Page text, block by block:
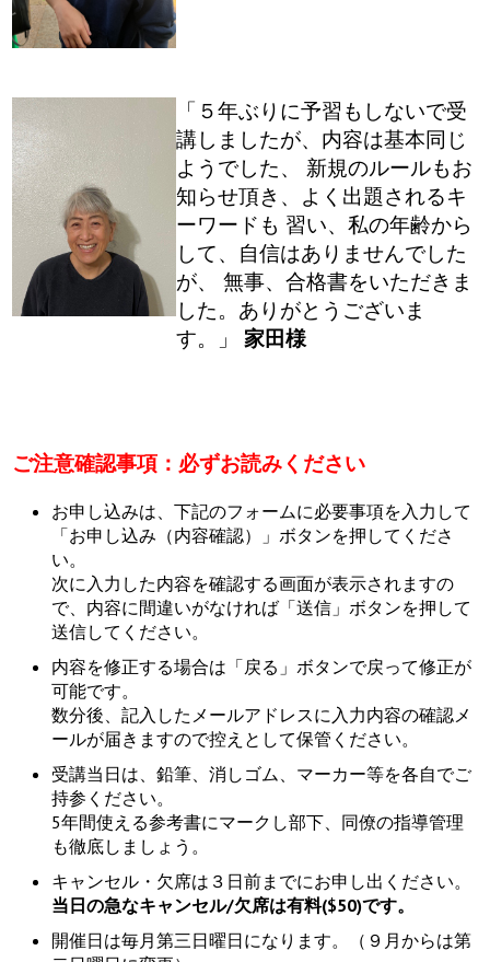
「５年ぶりに予習もしないで受
講しましたが、内容は基本同じ
ようでした、 新規のルールもお
知らせ頂き、よく出題されるキ
ーワードも 習い、私の年齢から
して、自信はありませんでした
が、 無事、合格書をいただきま
した。ありがとうございま
す。」 家田様
ご注意確認事項：必ずお読みください
お申し込みは、下記のフォームに必要事項を入力して
「お申し込み（内容確認）」ボタンを押してくださ
い。
次に入力した内容を確認する画面が表示されますの
で、内容に間違いがなければ「送信」ボタンを押して
送信してください。
内容を修正する場合は「戻る」ボタンで戻って修正が
可能です。
数分後、記入したメールアドレスに入力内容の確認メ
ールが届きますので控えとして保管ください。
受講当日は、鉛筆、消しゴム、マーカー等を各自でご
持参ください。
5年間使える参考書にマークし部下、同僚の指導管理
も徹底しましょう。
キャンセル・欠席は３日前までにお申し出ください。
当日の急なキャンセル/欠席は有料($50)です。
開催日は毎月第三日曜日になります。（９月からは第